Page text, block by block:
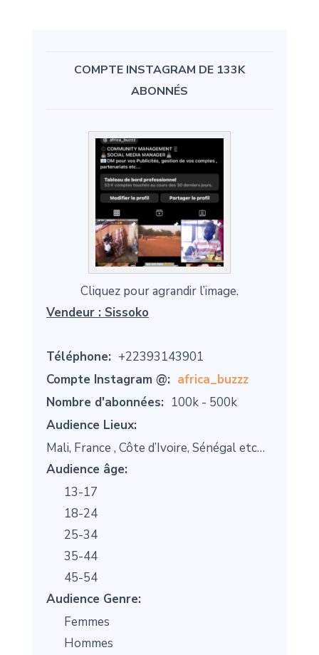
COMPTE INSTAGRAM DE 133K
ABONNÉS
Cliquez pour agrandir l’image.
Vendeur : Sissoko
Téléphone: +22393143901
Compte Instagram @: africa_buzzz
Nombre d'abonnées: 100k - 500k
Audience Lieux:
Mali, France , Côte d’Ivoire, Sénégal etc…
Audience âge:
13-17
18-24
25-34
35-44
45-54
Audience Genre:
Femmes
Hommes